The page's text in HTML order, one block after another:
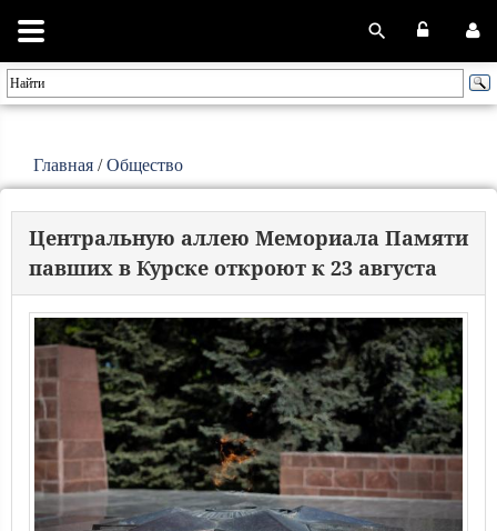
Главная /Общество
Центральную аллею Мемориала Памяти
павших в Курске откроют к 23 августа